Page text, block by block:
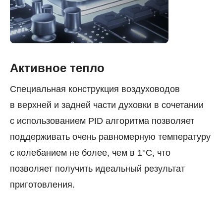
Активное тепло
Специальная конструкция воздуховодов
в верхней и задней части духовки в сочетании
с использованием PID алгоритма позволяет
поддерживать очень равномерную температуру
с колебанием не более, чем в 1°C, что
позволяет получить идеальный результат
приготовления.